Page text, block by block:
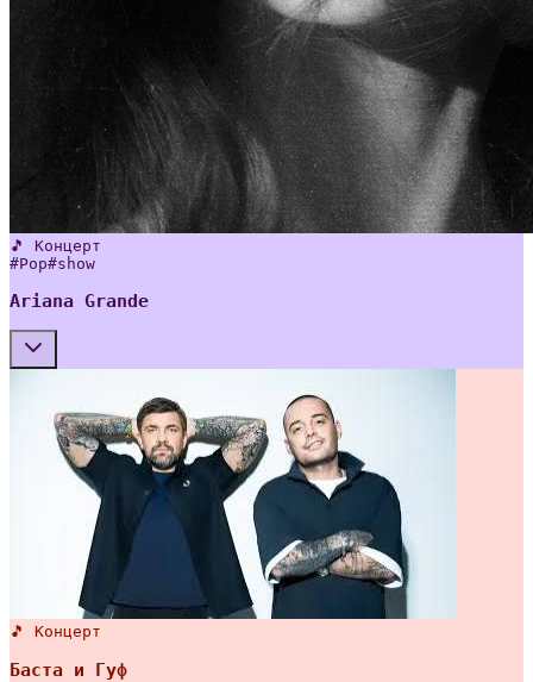
🎵 Концерт
#Pop#show
Ariana Grande
🎵 Концерт
Баста и Гуф